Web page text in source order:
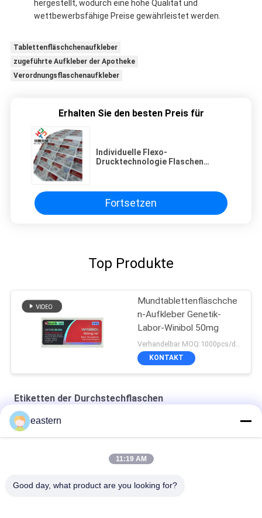
hergestellt, wodurch eine hohe Qualität und
wettbewerbsfähige Preise gewährleistet werden.
Tablettenfläschchenaufkleber
zugeführte Aufkleber der Apotheke
Verordnungsflaschenaufkleber
Erhalten Sie den besten Preis für
Individuelle Flexo-
Drucktechnologie Flaschen
Fortsetzen
Top Produkte
Mundtablettenfläschche
n-Aufkleber Genetik-
Labor-Winibol 50mg
KONTAKT
Etiketten der Durchstechflaschen
Cialis Tadalafil 100mg für orale Anwendung Etiketten
SS-31 Festklebstoffetiketten Peptidflaschenetiketten
und Kästen glatt
eastern
11:19 AM
Good day, what product are you looking for?